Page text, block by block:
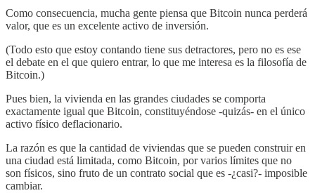
Como consecuencia, mucha gente piensa que Bitcoin nunca perderá
valor, que es un excelente activo de inversión.
(Todo esto que estoy contando tiene sus detractores, pero no es ese
el debate en el que quiero entrar, lo que me interesa es la filosofía de
Bitcoin.)
Pues bien, la vivienda en las grandes ciudades se comporta
exactamente igual que Bitcoin, constituyéndose -quizás- en el único
activo físico deflacionario.
La razón es que la cantidad de viviendas que se pueden construir en
una ciudad está limitada, como Bitcoin, por varios límites que no
son físicos, sino fruto de un contrato social que es -¿casi?- imposible
cambiar.